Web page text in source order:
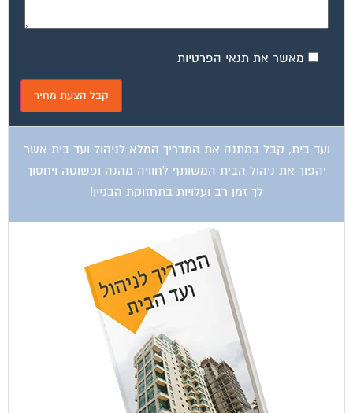
מאשר את תנאי הפרטיות
ועד בית, קבל במתנה את המדריך המלא לניהול ועד בית אשר
יהפוך את ניהול הבית המשותף לחוויה מהנה ופשוטה ויחסוך
לך זמן רב ועלויות בתחזוקת הבניין!